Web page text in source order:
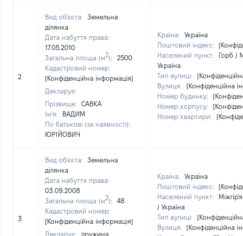
2
Вид об'єкта:
Земельна
ділянка
Дата набуття права:
17.05.2010
Загальна площа (м2):
2500
Кадастровий номер:
[Конфіденційна інформація]
Декларує:
Прізвище:
САВКА
Ім'я:
ВАДИМ
По батькові (за наявності):
ЮРІЙОВИЧ
Країна:
Україна
Поштовий індекс:
Населений пункт:
Горб /
Україна
Тип вулиці:
Вулиця:
[Конфіденційна
Номер будинку:
Номер корпусу:
Номер квартири:
3
Вид об'єкта:
Земельна
ділянка
Дата набуття права:
03.09.2008
Загальна площа (м2):
48
Кадастровий номер:
[Конфіденційна інформація]
Декларує:
дружина
Країна:
Україна
Поштовий індекс:
Населений пункт:
/ Україна
Тип вулиці:
Вулиця:
[Конфіденційна